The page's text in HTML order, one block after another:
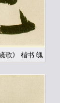
歌》 楷书 魄